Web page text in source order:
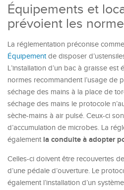
Équipements et
prévoient les
La réglementation préconise comme
Équipementde disposer
L’installation d’un bac à graisse est
normes recommandent l’usage de
séchage des mains à la place de
séchage des mains le protocole
sèche-mains à air pulsé. Ceux-ci
d’accumulation de microbes. La
également la conduite à adopter
Celles-ci doivent être recouvertes
d’une pédale d’ouverture. Le
également l’installation d’un